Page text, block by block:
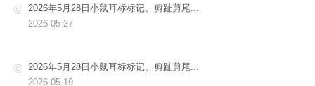
2026年5月28日小鼠耳标标记、剪趾剪尾...
2026-05-27
2026年5月28日小鼠耳标标记、剪趾剪尾...
2026-05-19